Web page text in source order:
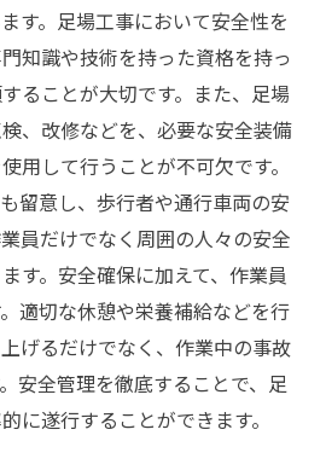
す。足場工事において安全性を
知識や技術を持った資格を持っ
ることが大切です。また、足場
、改修などを、必要な安全装備
用して行うことが不可欠です。
留意し、歩行者や通行車両の安
員だけでなく周囲の人々の安全
す。安全確保に加えて、作業員
適切な休憩や栄養補給などを行
げるだけでなく、作業中の事故
安全管理を徹底することで、足
に遂行することができます。